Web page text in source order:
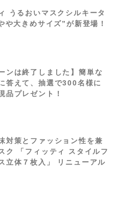
うるおいマスクシルキータ
や大きめサイズ”が新登場！
ンは終了しました】簡単な
答えて、抽選で300名様に
品プレゼント！
ェミルテ）プレゼントキャ
対策とファッション性を兼
ク 「フィッティ スタイルフ
立体７枚入」 リニューアル